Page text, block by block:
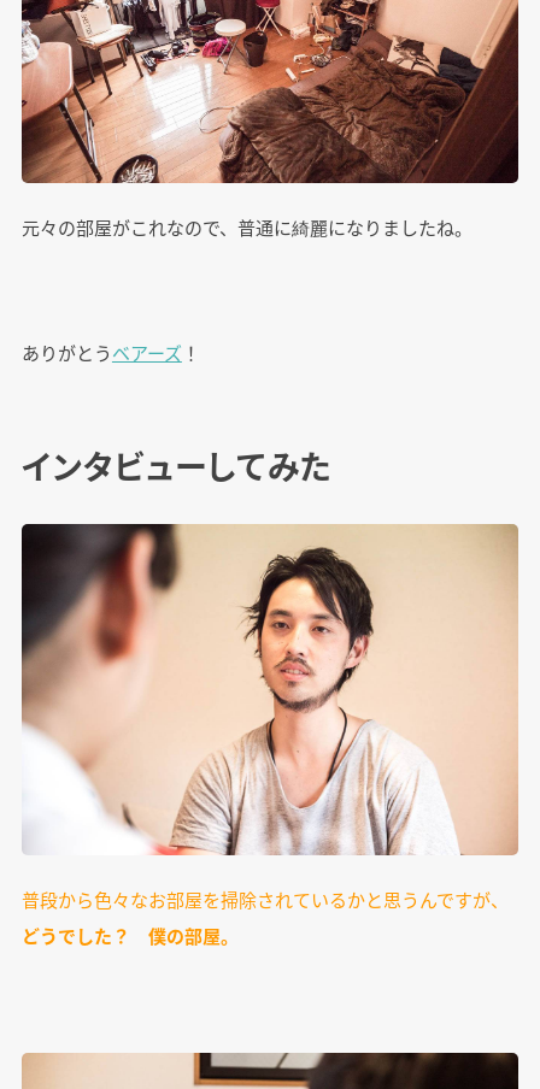
元々の部屋がこれなので、普通に綺麗になりましたね。
ありがとうベアーズ ！
インタビューしてみた
普段から色々なお部屋を掃除されているかと思うんですが、
どうでした？ 僕の部屋。